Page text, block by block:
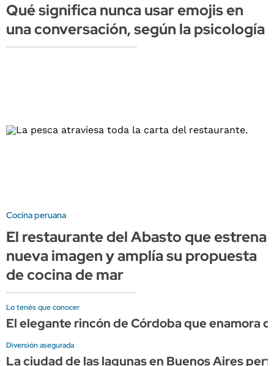
Qué significa nunca usar emojis en
una conversación, según la psicología
Cocina peruana
El restaurante del Abasto que estrena
nueva imagen y amplía su propuesta
de cocina de mar
Lo tenés que conocer
El elegante rincón de Córdoba que enamora
Diversión asegurada
La ciudad de las lagunas en Buenos Aires